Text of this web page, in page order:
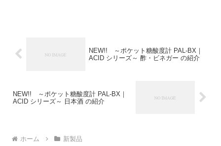
NEW!! ～ポケット糖酸度計 PAL-BX｜
ACID シリーズ～ 酢・ビネガー の紹介
NEW!! ～ポケット糖酸度計 PAL-BX｜
ACID シリーズ～ 日本酒 の紹介
ホーム 新製品